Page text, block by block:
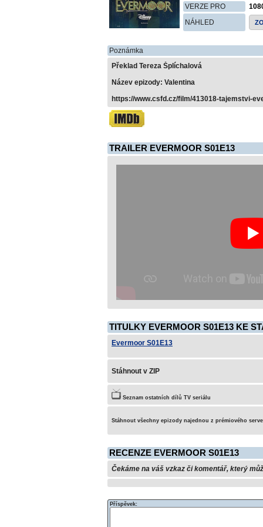
VERZE PRO
NÁHLED
Poznámka
Překlad Tereza Šplíchalová
Název epizody: Valentina
https://www.csfd.cz/film/413018-tajemstvi-
TRAILER EVERMOOR S01E13
TITULKY EVERMOOR S01E13 KE
Evermoor S01E13
Stáhnout v ZIP
Seznam ostatních dílů TV seriálu
Stáhnout všechny epizody najednou z prémiového
RECENZE EVERMOOR S01E13
Čekáme na váš vzkaz či komentář, který
Příspěvek: